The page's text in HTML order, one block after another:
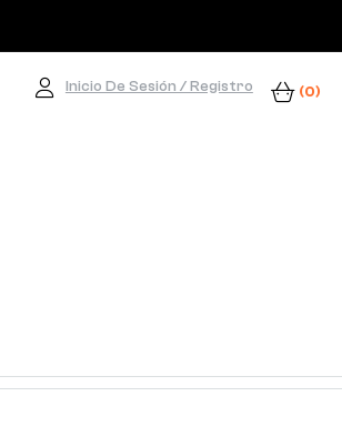
Inicio De Sesión / Registro (0)